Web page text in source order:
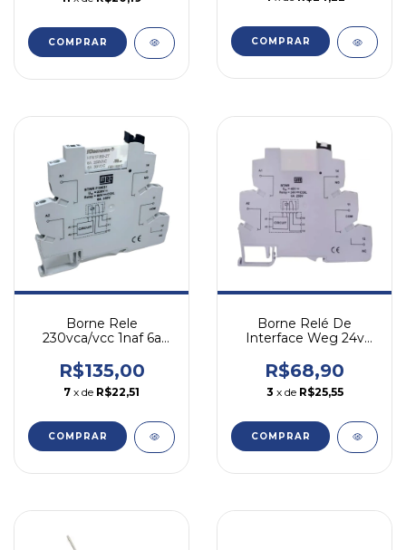
COMPRAR COMPRAR
Borne Rele
230vca/vcc 1naf 6a
230vca/vcc
R$135,00
7 x de R$22,51
COMPRAR
Borne Relé De
Interface Weg 24v
24v
R$68,90
3 x de R$25,55
COMPRAR